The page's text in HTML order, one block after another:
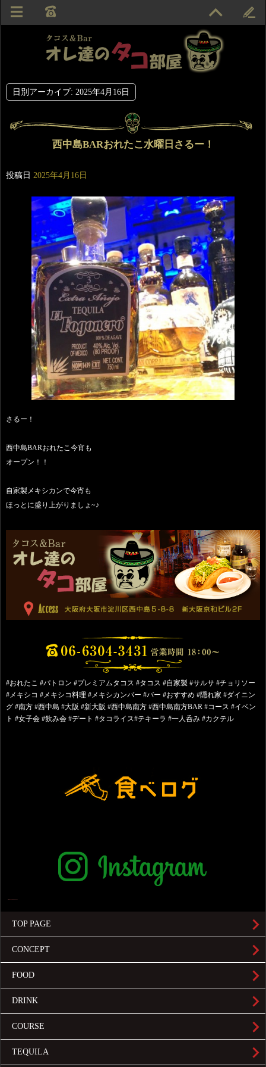
日別アーカイブ: 2025年4月16日
西中島BARおれたこ水曜日さるー！
投稿日 2025年4月16日
さるー！
西中島BARおれたこ今宵も
オープン！！
自家製メキシカンで今宵も
ほっとに盛り上がりましょ~♪
#おれたこ #パトロン #プレミアムタコス #タコス #自家製 #サルサ #チョリソー
#メキシコ #メキシコ料理 #メキシカンバー #バー #おすすめ #隠れ家 #ダイニン
グ #南方 #西中島 #大阪 #新大阪 #西中島南方 #西中島南方BAR #コース #イベン
ト #女子会 #飲み会 #デート #タコライス#テキーラ #一人呑み #カクテル
TOP PAGE
CONCEPT
FOOD
DRINK
COURSE
TEQUILA